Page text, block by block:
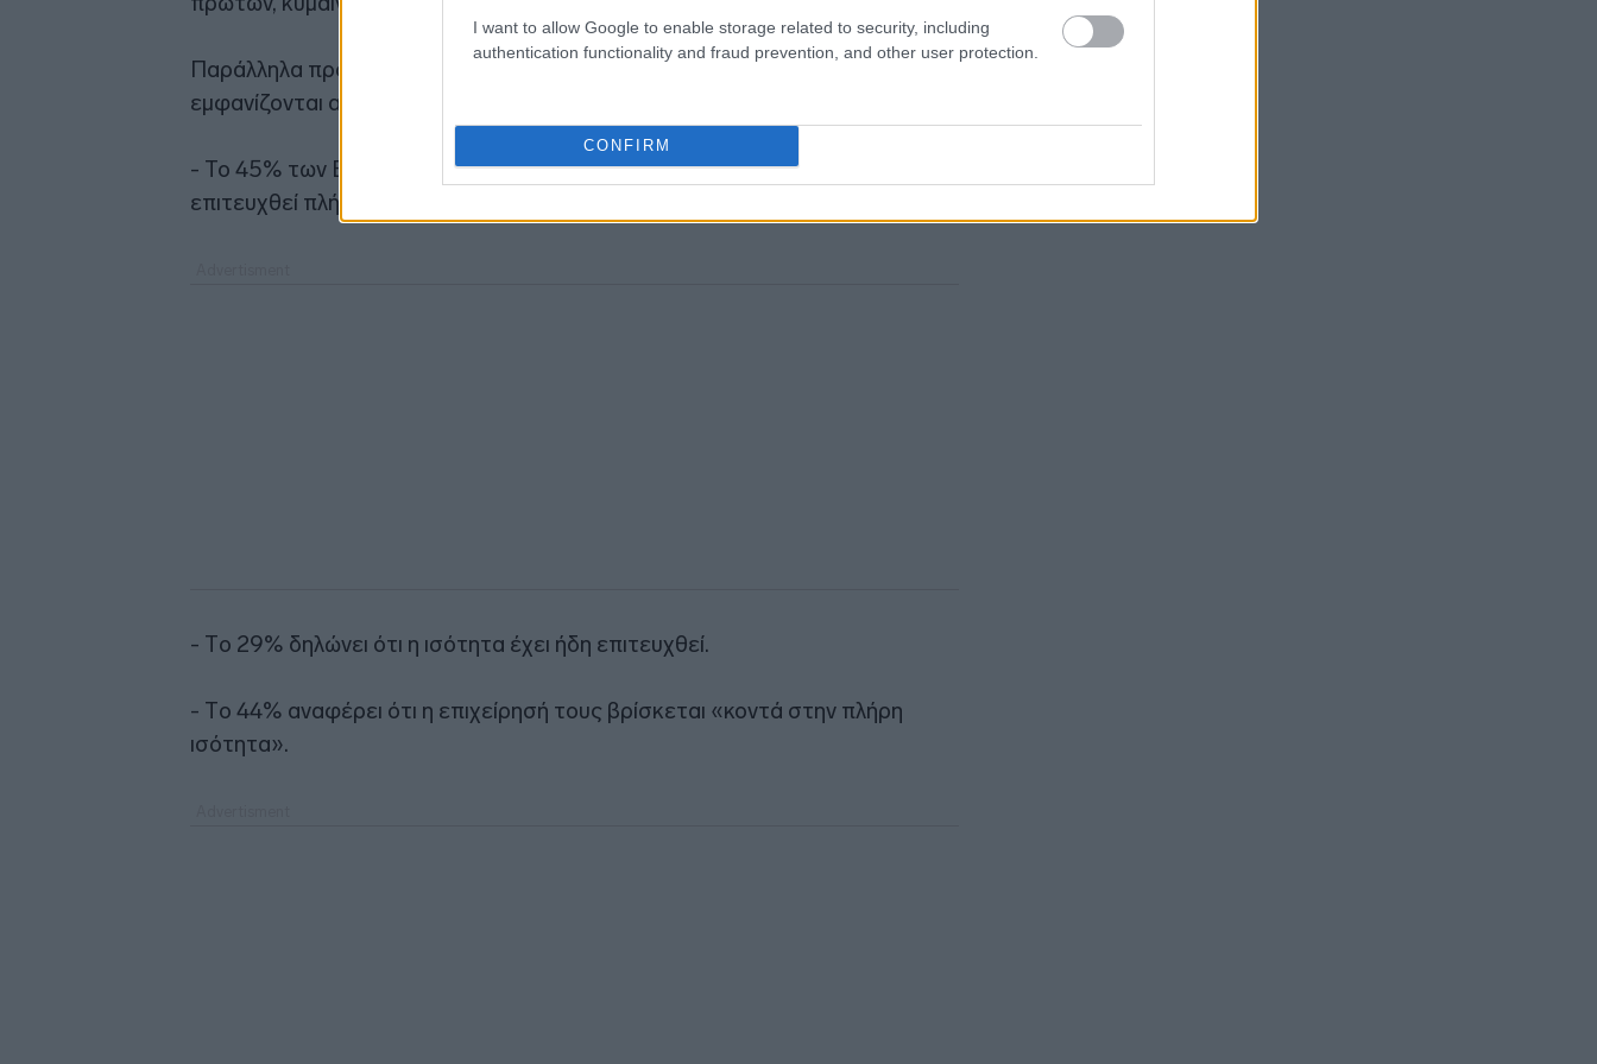
I want to allow Google to enable storage related to security, including
authentication functionality and fraud prevention, and other user protection.
CONFIRM
Παράλληλα προκύπτει ότι παρά τις προκλήσεις, οι Έλληνες εργοδότες
εμφανίζονται αισιόδοξοι μιας και σύμφωνα με την έρευνα διαπιστώθηκε ότι:
- Το 45% των Ελλήνων εργοδοτών εκτιμά ότι η ισότητα των φύλων θα
επιτευχθεί πλήρως στην εταιρεία τους μέσα στα επόμενα δύο χρόνια.
- Tο 29% δηλώνει ότι η ισότητα έχει ήδη επιτευχθεί.
- Tο 44% αναφέρει ότι η επιχείρησή τους βρίσκεται «κοντά στην πλήρη
ισότητα».